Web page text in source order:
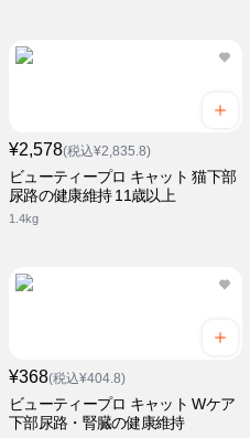
¥2,578(税込¥2,835.8)
ビューティープロ キャット 猫下部
尿路の健康維持 11歳以上
1.4kg
¥368(税込¥404.8)
ビューティープロ キャット Wケア
下部尿路・腎臓の健康維持